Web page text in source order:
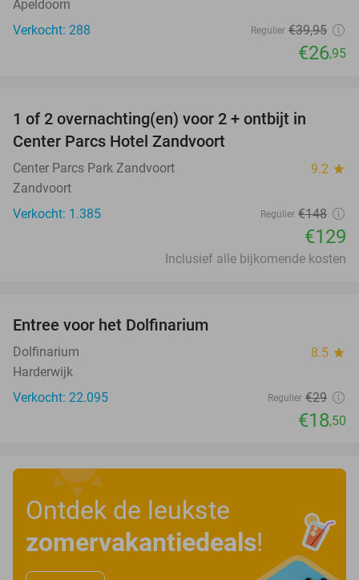
Apeldoorn
Verkocht: 288
Regulier €39,95
€26,95
1 of 2 overnachting(en) voor 2 + ontbijt in
Center Parcs Hotel Zandvoort
Center Parcs Park Zandvoort 9.2 star
Zandvoort
Verkocht: 1.385
Regulier €148
€129
Inclusief alle bijkomende kosten
Entree voor het Dolfinarium
Dolfinarium 8.5 star
Harderwijk
Verkocht: 22.095
Regulier €29
€18,50
Ontdek de leukste
zomervakantiedeals!